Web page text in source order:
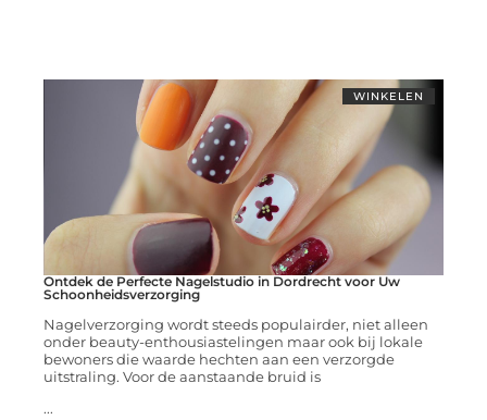
WINKELEN
Ontdek de Perfecte Nagelstudio in Dordrecht voor Uw
Schoonheidsverzorging
Nagelverzorging wordt steeds populairder, niet alleen
onder beauty-enthousiastelingen maar ook bij lokale
bewoners die waarde hechten aan een verzorgde
uitstraling. Voor de aanstaande bruid is
...